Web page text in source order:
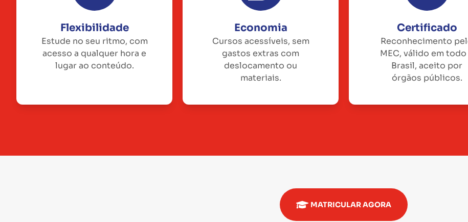
Flexibilidade
Estude no seu ritmo, com
acesso a qualquer hora e
lugar ao conteúdo.
Economia
Cursos acessíveis, sem
gastos extras com
deslocamento ou
materiais.
Certificado
Reconhecimento
MEC, válido em todo
Brasil, aceito por
órgãos públicos.
MATRICULAR AGORA